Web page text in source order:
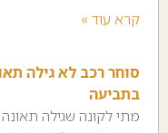
קרא עוד »
סוחר רכב לא גילה
בתביעה
מתי לקונה שגילה